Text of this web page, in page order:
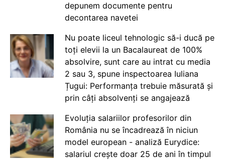
depunem documente pentru
decontarea navetei
Nu poate liceul tehnologic să-i ducă pe
toți elevii la un Bacalaureat de 100%
absolvire, sunt care au intrat cu media
2 sau 3, spune inspectoarea Iuliana
Țugui: Performanța trebuie măsurată și
prin câți absolvenți se angajează
Evoluția salariilor profesorilor din
România nu se încadrează în niciun
model european - analiză Eurydice:
salariul crește doar 25 de ani în timpul